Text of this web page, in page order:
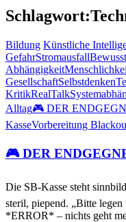
Bildung Künstliche
GefahrStromausfall
Abhängigkeit
GesellschaftSelbstdenken
KritikRealTalk
Alltag🎮 DER
KasseVorbereitung
🎮 DER
Die SB-Kasse steht
steril, piepend. „Bitte
*ERROR* – nichts geht